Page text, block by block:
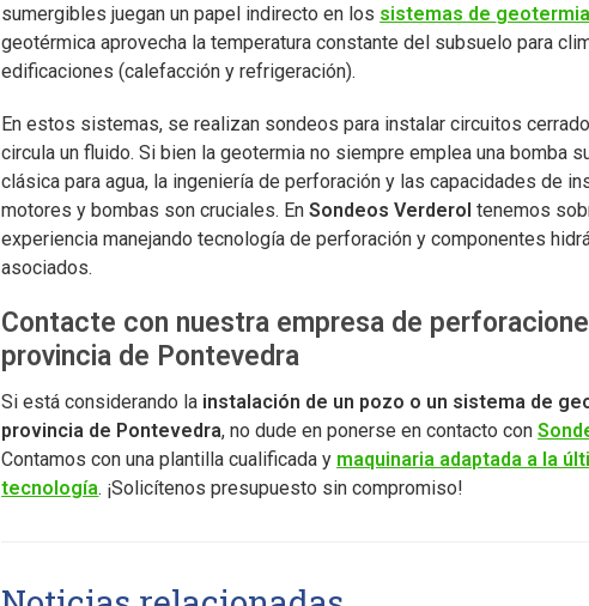
sumergibles juegan un papel indirecto en los sistemas de
geotérmica aprovecha la temperatura constante del subsuelo para
edificaciones (calefacción y refrigeración).
En estos sistemas, se realizan sondeos para instalar circuitos
circula un fluido. Si bien la geotermia no siempre emplea una bomba
clásica para agua, la ingeniería de perforación y las capacidades de
motores y bombas son cruciales. EnSondeos Verderol tenemos
experiencia manejando tecnología de perforación y componentes
asociados.
Contacte con nuestra empresa de
provincia de Pontevedra
Si está considerando la instalación de un pozo o un sistema de
provincia de Pontevedra, no dude en ponerse en contacto con
Contamos con una plantilla cualificada y maquinaria adaptada a la
tecnología. ¡Solicítenos presupuesto sin compromiso!